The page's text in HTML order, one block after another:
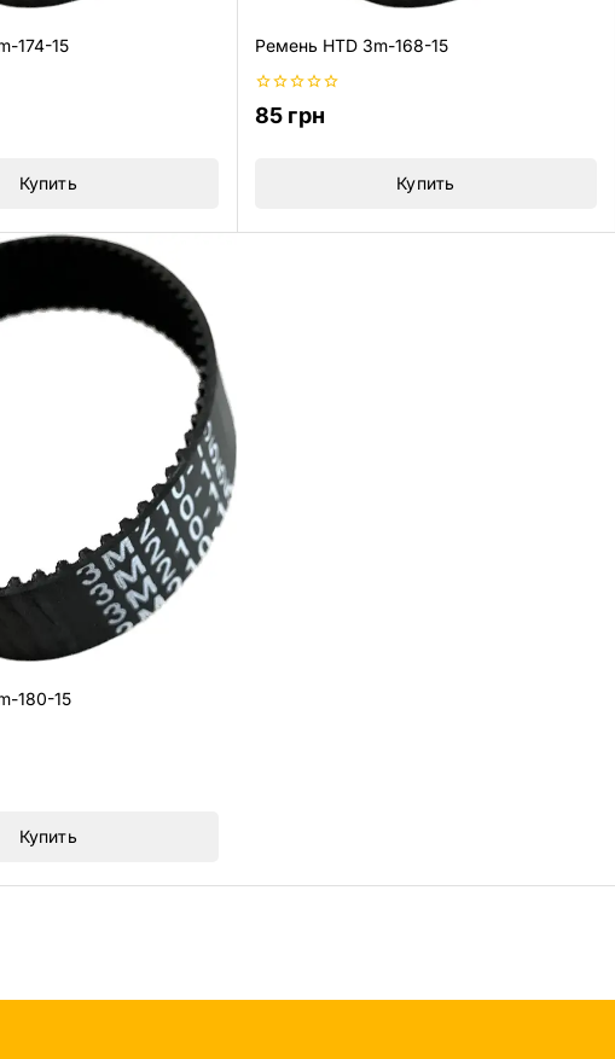
174-15
Купить
Ремень HTD 3m-168-15
0
из
85 грн
Купить
180-15
Купить